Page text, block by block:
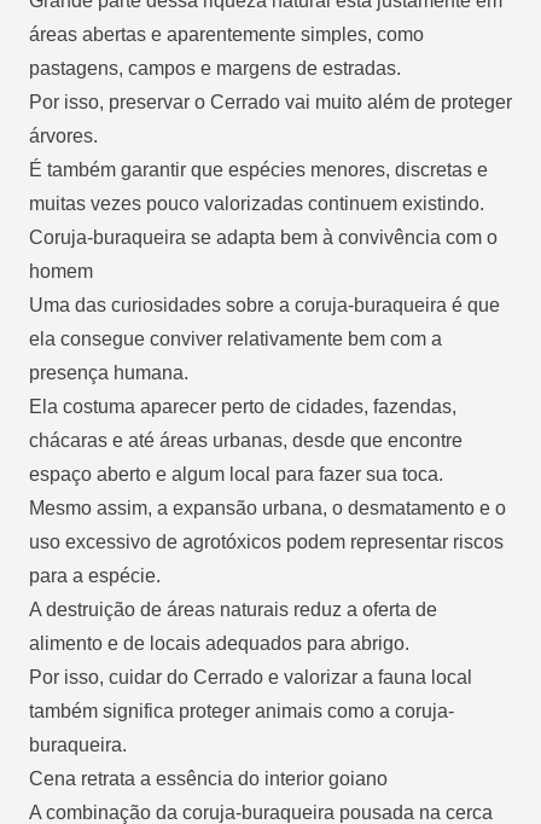
áreas abertas e aparentemente simples, como
pastagens, campos e margens de estradas.
Por isso, preservar o Cerrado vai muito além de proteger
árvores.
É também garantir que espécies menores, discretas e
muitas vezes pouco valorizadas continuem existindo.
Coruja-buraqueira se adapta bem à convivência com o
homem
Uma das curiosidades sobre a coruja-buraqueira é que
ela consegue conviver relativamente bem com a
presença humana.
Ela costuma aparecer perto de cidades, fazendas,
chácaras e até áreas urbanas, desde que encontre
espaço aberto e algum local para fazer sua toca.
Mesmo assim, a expansão urbana, o desmatamento e o
uso excessivo de agrotóxicos podem representar riscos
para a espécie.
A destruição de áreas naturais reduz a oferta de
alimento e de locais adequados para abrigo.
Por isso, cuidar do Cerrado e valorizar a fauna local
também significa proteger animais como a coruja-
buraqueira.
Cena retrata a essência do interior goiano
A combinação da coruja-buraqueira pousada na cerca